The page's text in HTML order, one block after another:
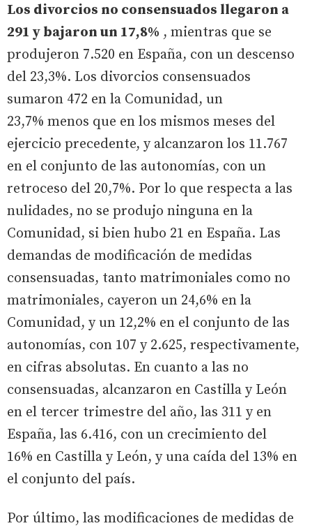
Los divorcios no consensuados llegaron a
291 y bajaron un 17,8% , mientras que se
produjeron 7.520 en España, con un descenso
del 23,3%. Los divorcios consensuados
sumaron 472 en la Comunidad, un
23,7% menos que en los mismos meses del
ejercicio precedente, y alcanzaron los 11.767
en el conjunto de las autonomías, con un
retroceso del 20,7%. Por lo que respecta a las
nulidades, no se produjo ninguna en la
Comunidad, si bien hubo 21 en España. Las
demandas de modificación de medidas
consensuadas, tanto matrimoniales como no
matrimoniales, cayeron un 24,6% en la
Comunidad, y un 12,2% en el conjunto de las
autonomías, con 107 y 2.625, respectivamente,
en cifras absolutas. En cuanto a las no
consensuadas, alcanzaron en Castilla y León
en el tercer trimestre del año, las 311 y en
España, las 6.416, con un crecimiento del
16% en Castilla y León, y una caída del 13% en
el conjunto del país.
Por último, las modificaciones de medidas de